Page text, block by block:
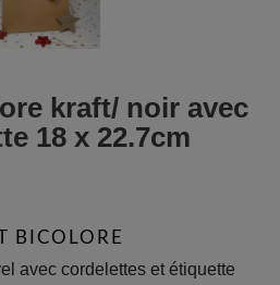
kraft/ noir avec
18 x 22.7cm
BICOLORE
avec cordelettes et étiquette